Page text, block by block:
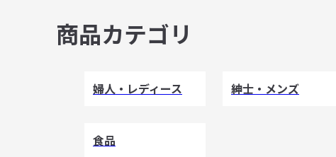
商品カテゴリ
婦人・レディース 紳士・メンズ
食品